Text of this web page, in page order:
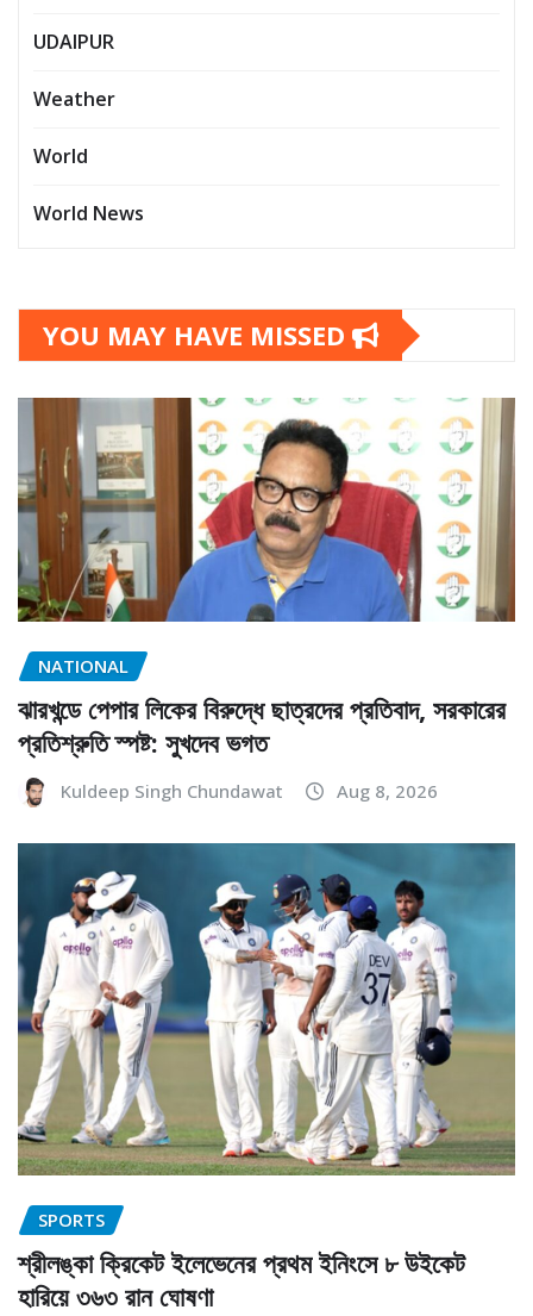
UDAIPUR
Weather
World
World News
YOU MAY HAVE MISSED
NATIONAL
ঝারখন্ডে পেপার লিকের বিরুদ্ধে ছাত্রদের প্রতিবাদ, সরকারের
প্রতিশ্রুতি স্পষ্ট: সুখদেব ভগত
Kuldeep Singh Chundawat Aug 8, 2026
SPORTS
শ্রীলঙ্কা ক্রিকেট ইলেভেনের প্রথম ইনিংসে ৮ উইকেট
হারিয়ে ৩৬৩ রান ঘোষণা